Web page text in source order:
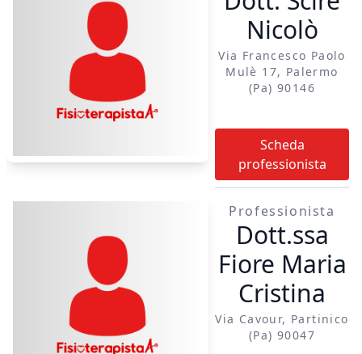
Nicolò
Via Francesco Paolo
Mulè 17, Palermo
(pa) 90146
Scheda
professionista
Professionista
Dott.ssa
Fiore Maria
Cristina
Via Cavour, Partinico
(pa) 90047